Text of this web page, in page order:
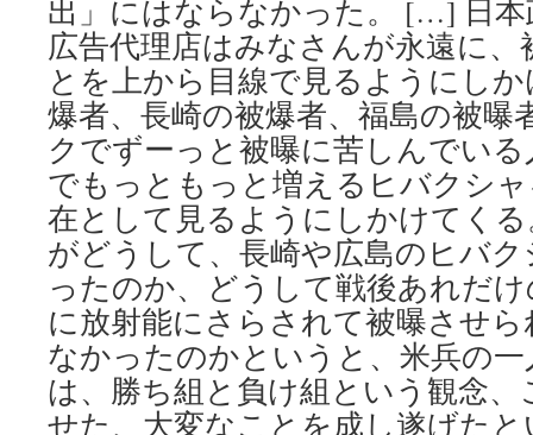
出」にはならなかった。 […] 日本
広告代理店はみなさんが永遠に
とを上から目線で見るようにし
爆者、長崎の被爆者、福島の被曝
クでずーっと被曝に苦しんでい
でもっともっと増えるヒバクシ
在として見るようにしかけてく
がどうして、長崎や広島のヒバ
ったのか、どうして戦後あれだ
に放射能にさらされて被曝させ
なかったのかというと、米兵の
は、勝ち組と負け組という観念
せた、大変なことを成し遂げた